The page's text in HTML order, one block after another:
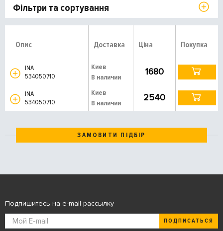
Фільтри та сортування
Опис Доставка Ціна Покупка
INA
534050710
Киев
В наличии
1680
INA
534050710
Киев
В наличии
2540
ЗАМОВИТИ ПІДБІР
Подпишитесь на e-mail рассылку
ПОДПИСАТЬСЯ